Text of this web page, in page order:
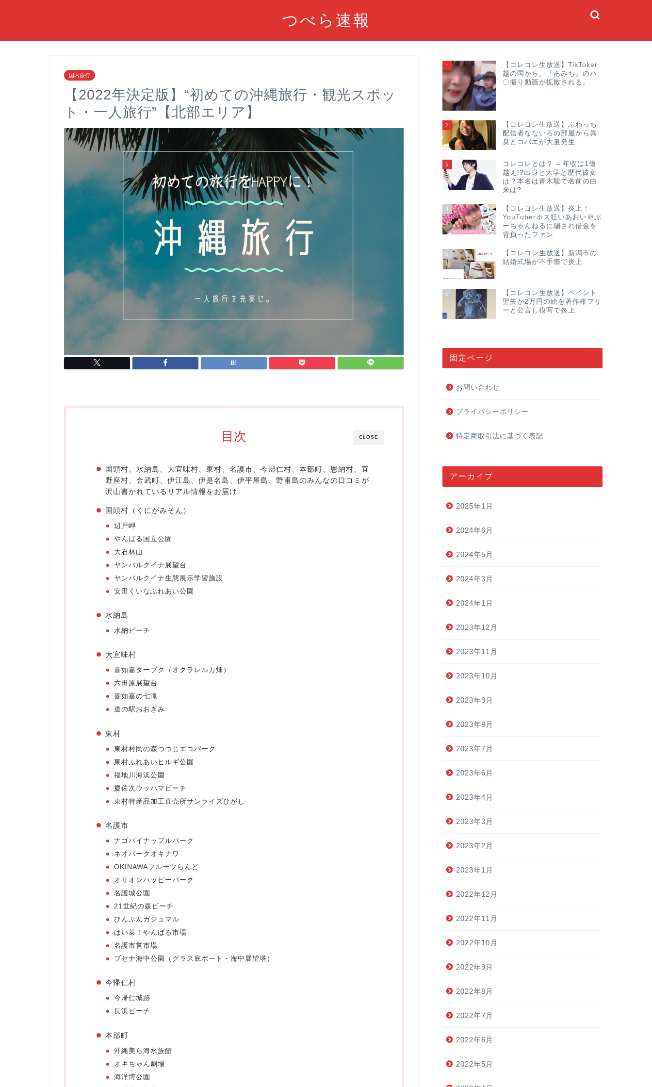
つべら速報
国内旅行
【2022年決定版】“初めての沖縄旅行・観光スポッ
ト・一人旅行”【北部エリア】
CLOSE
目次
国頭村、水納島、大宜味村、東村、名護市、今帰仁村、本部町、恩納村、宜
野座村、金武町、伊江島、伊是名島、伊平屋島、野甫島のみんなの口コミが
沢山書かれているリアル情報をお届け
国頭村（くにがみそん）
辺戸岬
やんばる国立公園
大石林山
ヤンバルクイナ展望台
ヤンバルクイナ生態展示学習施設
安田くいなふれあい公園
水納島
水納ビーチ
大宜味村
喜如嘉ターブク（オクラレルカ畑）
六田原展望台
喜如嘉の七滝
道の駅おおぎみ
東村
東村村民の森つつじエコパーク
東村ふれあいヒルギ公園
福地川海浜公園
慶佐次ウッパマビーチ
東村特産品加工直売所サンライズひがし
名護市
ナゴパイナップルパーク
ネオパークオキナワ
OKINAWAフルーツらんど
オリオンハッピーパーク
名護城公園
21世紀の森ビーチ
ひんぷんガジュマル
はい菜！やんばる市場
名護市営市場
ブセナ海中公園（グラス底ボート・海中展望塔）
今帰仁村
今帰仁城跡
長浜ビーチ
本部町
沖縄美ら海水族館
オキちゃん劇場
海洋博公園
1
【コレコレ生放送】TikToker
越の国から。『あみち』のハ
〇撮り動画が拡散される。
2
【コレコレ生放送】ふわっち
配信者なないろの部屋から異
臭とコバエが大量発生
3
コレコレとは？ – 年収は1億
越え!?出身と大学と歴代彼女
は？本名は青木駿で名前の由
来は?
4
【コレコレ生放送】炎上！
YouTuberホス狂いあおい＠ぶ
ーちゃんねるに騙され借金を
背負ったファン
5
【コレコレ生放送】新潟市の
結婚式場が不手際で炎上
6
【コレコレ生放送】ペイント
聖矢が2万円の絵を著作権フリ
ーと公言し模写で炎上
固定ページ
お問い合わせ
プライバシーポリシー
特定商取引法に基づく表記
アーカイブ
2025年1月
2024年6月
2024年5月
2024年3月
2024年1月
2023年12月
2023年11月
2023年10月
2023年9月
2023年8月
2023年7月
2023年6月
2023年4月
2023年3月
2023年2月
2023年1月
2022年12月
2022年11月
2022年10月
2022年9月
2022年8月
2022年7月
2022年6月
2022年5月